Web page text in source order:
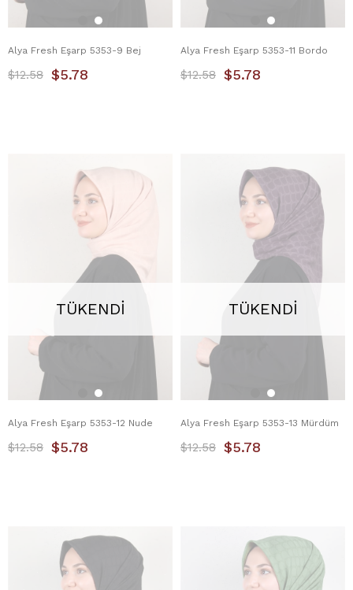
Alya Fresh Eşarp 5353-9 Bej
$5.78
$12.58
Alya Fresh Eşarp 5353-11 Bordo
$5.78
$12.58
TÜKENDI
Alya Fresh Eşarp 5353-12 Nude
$5.78
$12.58
TÜKENDI
Alya Fresh Eşarp 5353-13 Mürdüm
$5.78
$12.58